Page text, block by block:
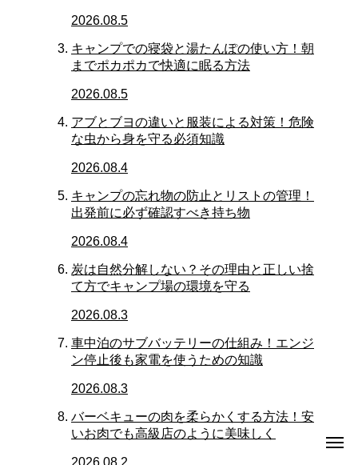
2026.08.5
キャンプでの寝袋と湯たんぽの使い方！朝
までポカポカで快適に眠る方法
2026.08.5
アブとブヨの違いと服装による対策！危険
な虫から身を守る必須知識
2026.08.4
キャンプの忘れ物の防止とリストの管理！
出発前に必ず確認すべき持ち物
2026.08.4
炭は自然分解しない？その理由と正しい捨
て方でキャンプ場の環境を守る
2026.08.3
車中泊のサブバッテリーの仕組み！エンジ
ン停止後も家電を使うための知識
2026.08.3
バーベキューの肉を柔らかくする方法！安
いお肉でも高級店のように美味しく